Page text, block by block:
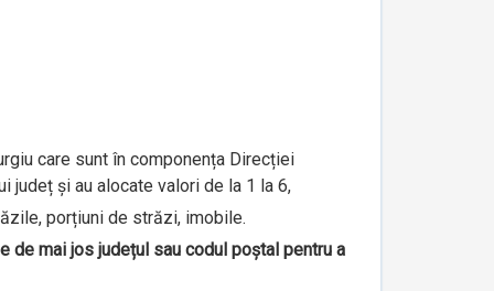
care sunt în componența Direcției
județ și au alocate valori de la 1 la 6,
porțiuni de străzi, imobile.
mai jos județul sau codul poștal pentru a